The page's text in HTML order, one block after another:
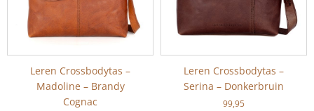
Leren Crossbodytas –
Madoline – Brandy
Cognac
Leren Crossbodytas –
Serina – Donkerbruin
99,95